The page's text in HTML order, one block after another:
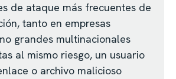
de ataque más frecuentes de
tanto en empresas
grandes multinacionales
al mismo riesgo, un usuario
o archivo malicioso